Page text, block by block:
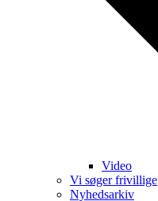
Video
Vi søger frivillige
Nyhedsarkiv